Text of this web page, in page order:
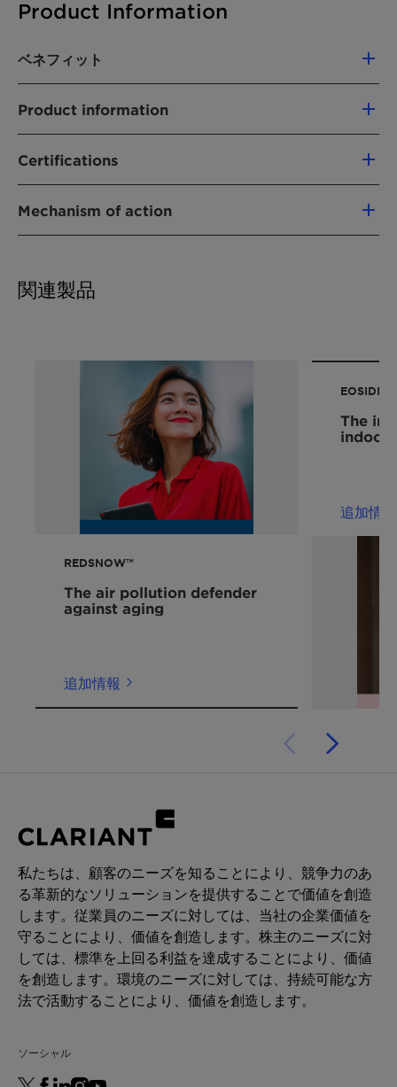
Product Information
ベネフィット
Reduces excess sebum and purifies skin for
a clarified complexion
Improves skin radiance after a single
reducing redness
Product information
Detoxifying and Anti-Pollution
Categories:
Active Ingredients
Compliances:
Cosmos Approved
Ecofriendly
Propanediol (and) Aloe Barbadensis Leaf
Extract (and) Bioflavonoids (and) Brassica
Oleracea Italica (Broccoli) Extract
Made from a blend of citrus, aloe vera and
broccoli extracts
Technologies:
Certifications
Mechanism of action
pathway
関連製品
REDSNOW™
The air pollution defender
against aging
追加情報
EOSIDIN™
The
indoor
追加情報
私たちは、顧客のニーズを知ることにより、競争力のあ
る革新的なソリューションを提供することで価値を創造
します。従業員のニーズに対しては、当社の企業価値を
守ることにより、価値を創造します。株主のニーズに対
しては、標準を上回る利益を達成することにより、価値
を創造します。環境のニーズに対しては、持続可能な方
法で活動することにより、価値を創造します。
ソーシャル